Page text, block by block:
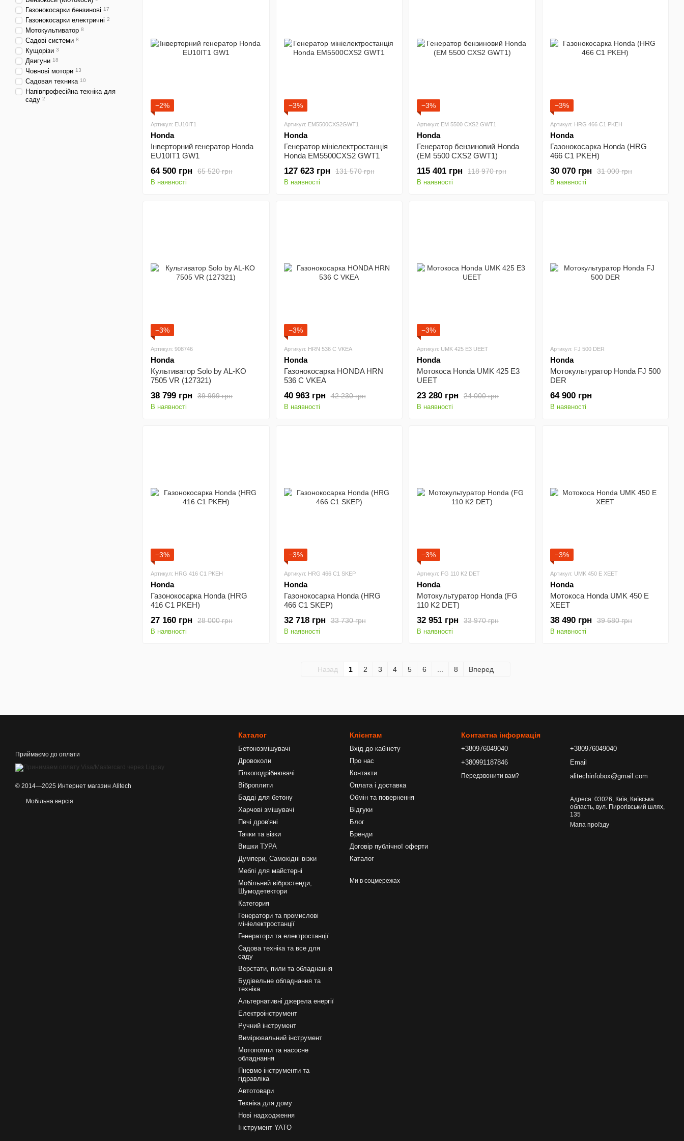
−2%
Артикул: EU10IT1
Honda
Інверторний генератор Honda
EU10IT1 GW1
65 520 грн
64 500 грн
В наявності
−3%
Артикул: EM5500CXS2GWT1
Honda
Генератор мініелектростанція
Honda EM5500CXS2 GWT1
131 570 грн
127 623 грн
В наявності
−3%
Артикул: EM 5500 CXS2 GWT1
Honda
Генератор бензиновий Honda
(EM 5500 CXS2 GWT1)
118 970 грн
115 401 грн
В наявності
−3%
Артикул: HRG 466 С1 PKEH
Honda
Газонокосарка Honda (HRG
466 С1 PKEH)
31 000 грн
30 070 грн
В наявності
−3%
Артикул: 908746
Honda
Культиватор Solo by AL-KO
7505 VR (127321)
39 999 грн
38 799 грн
В наявності
−3%
Артикул: HRN 536 C VKEA
Honda
Газонокосарка HONDA HRN
536 C VKEA
42 230 грн
40 963 грн
В наявності
−3%
Артикул: UMK 425 E3 UEET
Honda
Мотокоса Honda UMK 425 E3
UEET
24 000 грн
23 280 грн
В наявності
Артикул: FJ 500 DER
Honda
Мотокультуратор Honda FJ 500
DER
64 900 грн
В наявності
−3%
Артикул: HRG 416 С1 PKEH
Honda
Газонокосарка Honda (HRG
416 С1 PKEH)
28 000 грн
27 160 грн
В наявності
−3%
Артикул: HRG 466 С1 SKEP
Honda
Газонокосарка Honda (HRG
466 С1 SKEP)
33 730 грн
32 718 грн
В наявності
−3%
Артикул: FG 110 K2 DET
Honda
Мотокультуратор Honda (FG
110 K2 DET)
33 970 грн
32 951 грн
В наявності
−3%
Артикул: UMK 450 E XEET
Honda
Мотокоса Honda UMK 450 E
XEET
39 680 грн
38 490 грн
В наявності
Назад 1 2 3 4 5 6 8 Вперед
Газонокосарки бензинові 17
Газонокосарки електричні 2
Мотокультиватор 8
Садові системи 8
Кущорізи 3
Двигуни 18
Човнові мотори 13
Садовая техника 10
Напівпрофесійна техніка для
саду 2
Приймаємо до оплати
© 2014—2025 Интернет магазин Alitech
Мобільна версія
Каталог
Бетонозмішувачі
Дровоколи
Гілкоподрібнювачі
Віброплити
Бадді для бетону
Харчові змішувачі
Печі дров'яні
Тачки та візки
Вишки ТУРА
Думпери, Самохідні візки
Меблі для майстерні
Мобільний вібростенди,
Шумодетектори
Категория
Генератори та промислові
мініелектростанції
Генератори та електростанції
Садова техніка та все для
саду
Верстати, пили та обладнання
Будівельне обладнання та
техніка
Альтернативні джерела енергії
Електроінструмент
Ручний інструмент
Вимірювальний інструмент
Мотопомпи та насосне
обладнання
Пневмо інструменти та
гідравліка
Автотовари
Техніка для дому
Нові надходження
Інструмент YATO
Клієнтам
Вхід до кабінету
Про нас
Контакти
Оплата і доставка
Обмін та повернення
Відгуки
Блог
Бренди
Договір публічної оферти
Каталог
Ми в соцмережах
Контактна інформація
+380976049040
+380991187846
Передзвонити вам?
+380976049040
Email
alitechinfobox@gmail.com
Адреса: 03026, Київ, Київська
область, вул. Пирогівський шлях,
135
Мапа проїзду